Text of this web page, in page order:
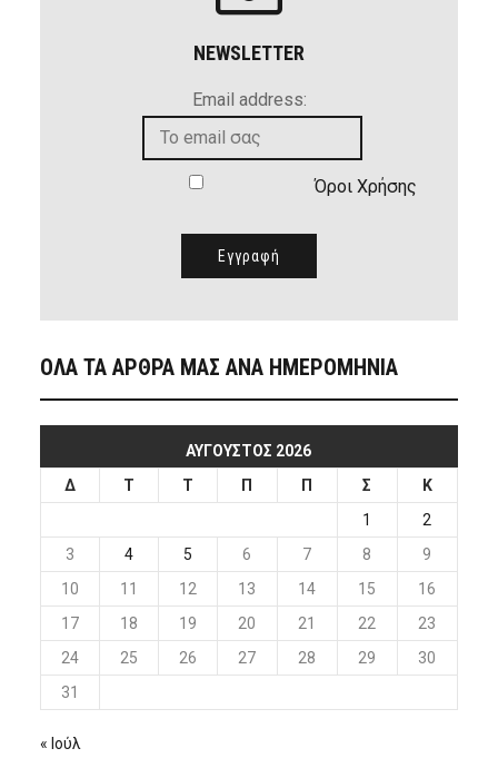
NEWSLETTER
Email address:
Όροι Χρήσης
ΟΛΑ ΤΑ ΑΡΘΡΑ ΜΑΣ ΑΝΑ ΗΜΕΡΟΜΗΝΙΑ
ΑΎΓΟΥΣΤΟΣ 2026
Δ
Τ Τ Π Π Σ
Κ
1
2
3
4 5 6 7 8
9
10
11 12 13 14 15
16
17
18 19 20 21 22
23
24
25 26 27 28 29
30
31
« Ιούλ